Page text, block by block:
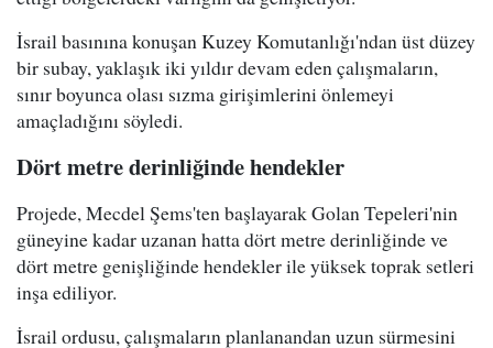
İsrail basınına konuşan Kuzey Komutanlığı'ndan üst düzey
bir subay, yaklaşık iki yıldır devam eden çalışmaların,
sınır boyunca olası sızma girişimlerini önlemeyi
amaçladığını söyledi.
Dört metre derinliğinde hendekler
Projede, Mecdel Şems'ten başlayarak Golan Tepeleri'nin
güneyine kadar uzanan hatta dört metre derinliğinde ve
dört metre genişliğinde hendekler ile yüksek toprak setleri
inşa ediliyor.
İsrail ordusu, çalışmaların planlanandan uzun sürmesini